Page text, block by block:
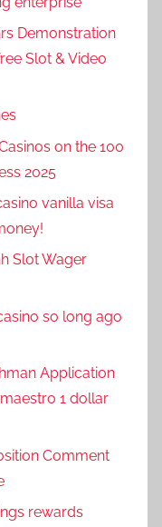
Demonstration
Slot & Video
on the 100
2025
vanilla visa
Slot Wager
so long ago
Application
1 dollar
Comment
rewards